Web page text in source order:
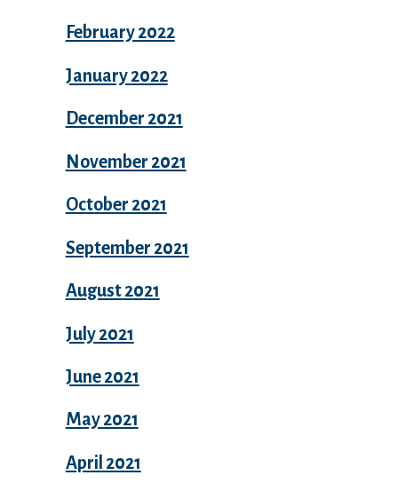
February 2022
January 2022
December 2021
November 2021
October 2021
September 2021
August 2021
July 2021
June 2021
May 2021
April 2021